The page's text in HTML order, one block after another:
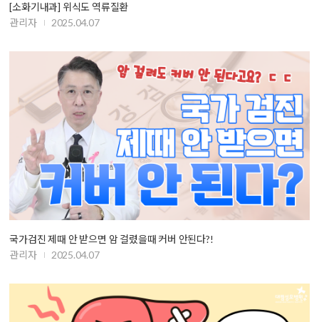
[소화기내과] 위식도 역류질환
관리자
2025.04.07
국가검진 제때 안 받으면 암 걸렸을때 커버 안된다?!
관리자
2025.04.07